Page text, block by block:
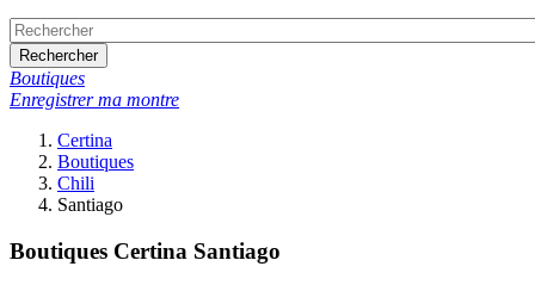
Rechercher
Boutiques
Enregistrer ma montre
Certina
Boutiques
Chili
Santiago
Boutiques Certina Santiago